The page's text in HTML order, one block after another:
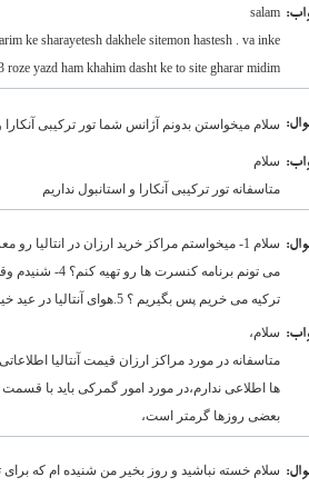
salam
ke sharayetesh dakhele sitemon hastesh . va inke
roze yazd ham khahim dasht ke to site gharar midim
سلام میخواستن بدونم آژانس شما تور ترکیبی آنکارا
سلام
متاسفانه تور ترکیبی آنکارا و استانبول نداریم
می تونم
ترکیه می خریم پس بگیریم ؟ 5.هوای آنتالیا در عید خیلی سرده یا قابل تحمله؟ اگه ممکنه به ایمیلم هم جوابو ارسال کنید
سلام،
متاسفانه در مورد مراکز ارزان قیمت آنتالیا
ها اطلاعی ندارم،در مورد امور گمرکی باید با
بعضی روزها گرمتر است،
سلام خسته نباشید و روز بخیر من شنیده ام که